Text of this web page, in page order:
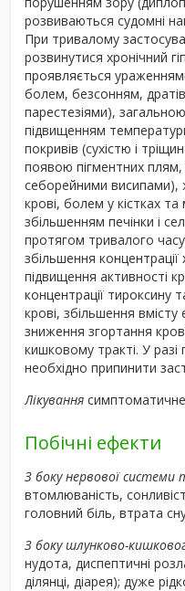
розвиваються судомні
При тривалому
розвинутися хронічний
проявляється
болем, безсонням,
парестезіями),
підвищенням
покривів (сухістю і
появою пігментних
себорейними висипами),
крові, болем у кістках
збільшенням печінки і
протягом тривалого
збільшення концентрації
підвищення активності
концентрації тироксину
крові, збільшення вмісту
зниження згортання
кишковому тракті. У
необхідно припинити
Лікування
Побічні ефекти
З боку нервової системи
втомлюваність,
головний біль, втрата
З боку шлунково-
нудота, диспептичні
ділянці, діарея); дуже